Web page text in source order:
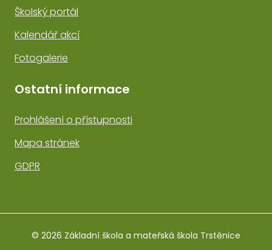
Školský portál
Kalendář akcí
Fotogalerie
Ostatní informace
Prohlášení o přístupnosti
Mapa stránek
GDPR
© 2026 Základní škola a mateřská škola Trstěnice